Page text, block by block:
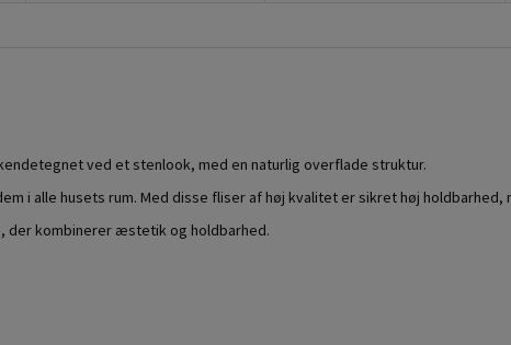
ved et stenlook, med en naturlig overflade struktur.
i alle husets rum. Med disse fliser af høj kvalitet er sikret høj holdbarhed,
der kombinerer æstetik og holdbarhed.